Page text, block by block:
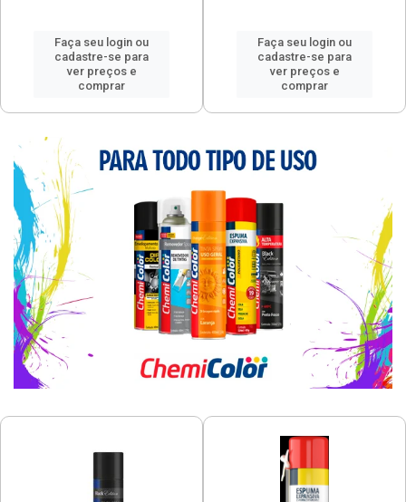
Faça seu login ou
cadastre-se para
ver preços e
comprar
Faça seu login ou
cadastre-se para
ver preços e
comprar